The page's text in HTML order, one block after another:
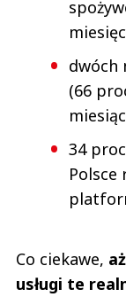
dwóch
(66
34
Polsce
Co ciekawe,
usługi te